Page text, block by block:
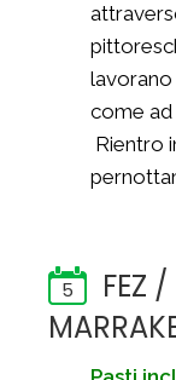
come ad
Rientro
5
FEZ